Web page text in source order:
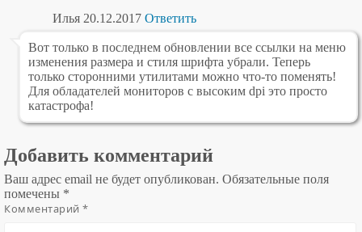
Илья 20.12.2017 Ответить
Вот только в последнем обновлении все ссылки на меню
изменения размера и стиля шрифта убрали. Теперь
только сторонними утилитами можно что-то поменять!
Для обладателей мониторов с высоким dpi это просто
катастрофа!
Добавить комментарий
Ваш адрес email не будет опубликован. Обязательные поля
помечены *
Комментарий*